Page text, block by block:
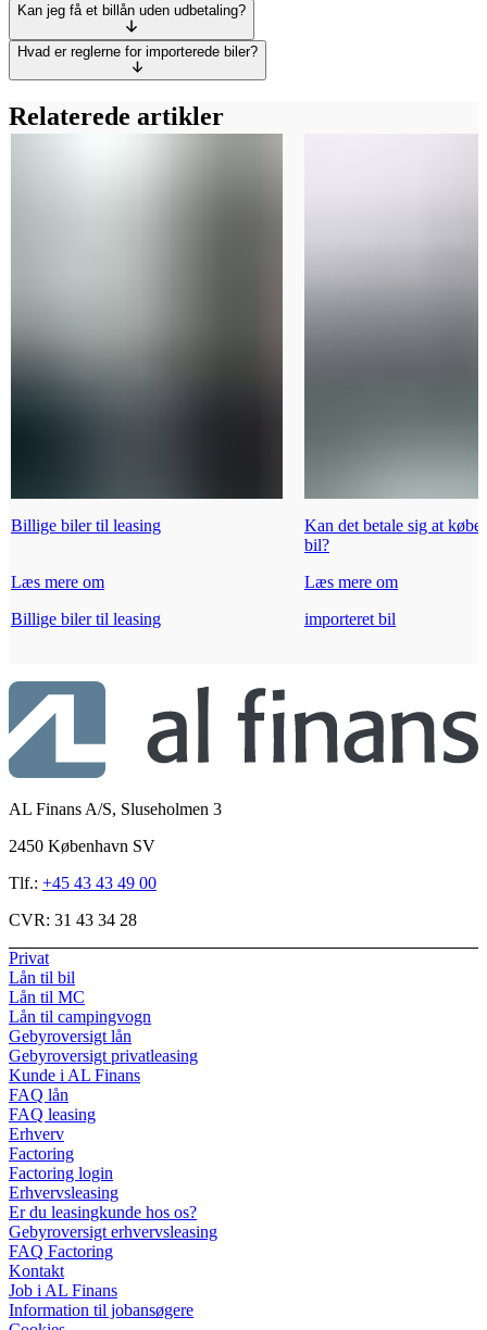
Kan jeg få et billån uden udbetaling?
Hvad er reglerne for importerede biler?
Relaterede artikler
Billige biler til leasing
Læs mere om
Billige biler til leasing
Kan det betale sig at købe
bil?
Læs mere om
importeret bil
AL Finans A/S, Sluseholmen 3
2450 København SV
Tlf.: +45 43 43 49 00
CVR: 31 43 34 28
Privat
Lån til bil
Lån til MC
Lån til campingvogn
Gebyroversigt lån
Gebyroversigt privatleasing
Kunde i AL Finans
FAQ lån
FAQ leasing
Erhverv
Factoring
Factoring login
Erhvervsleasing
Er du leasingkunde hos os?
Gebyroversigt erhvervsleasing
FAQ Factoring
Kontakt
Job i AL Finans
Information til jobansøgere